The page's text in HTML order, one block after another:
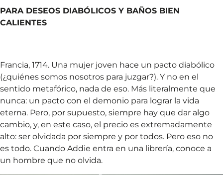
PARA DESEOS DIABÓLICOS Y BAÑOS BIEN
CALIENTES
Francia, 1714. Una mujer joven hace un pacto diabólico
(¿quiénes somos nosotros para juzgar?). Y no en el
sentido metafórico, nada de eso. Más literalmente que
nunca: un pacto con el demonio para lograr la vida
eterna. Pero, por supuesto, siempre hay que dar algo
cambio, y, en este caso, el precio es extremadamente
alto: ser olvidada por siempre y por todos. Pero eso no
es todo. Cuando Addie entra en una librería, conoce a
un hombre que no olvida.